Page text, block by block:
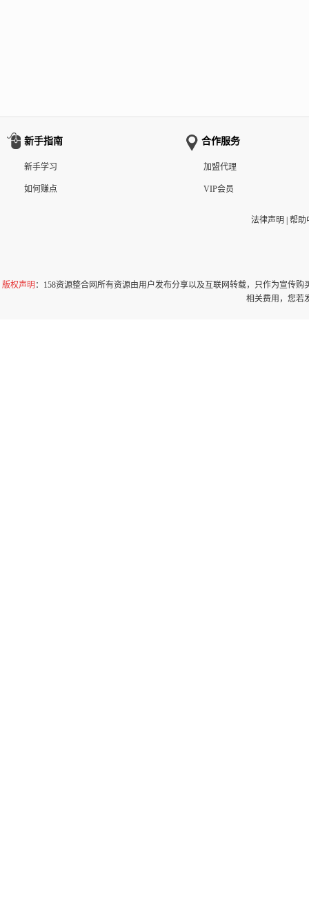
新手指南
新手学习
如何赚点
合作服务
加盟代理
VIP会员
法律声明 帮助
版权声明 ：158资源整合网所有资源由用户发布分享以及互联网转载，只作为宣传
相关费用，您若